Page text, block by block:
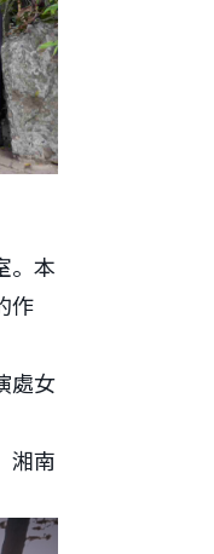
。本
作
處女
湘南